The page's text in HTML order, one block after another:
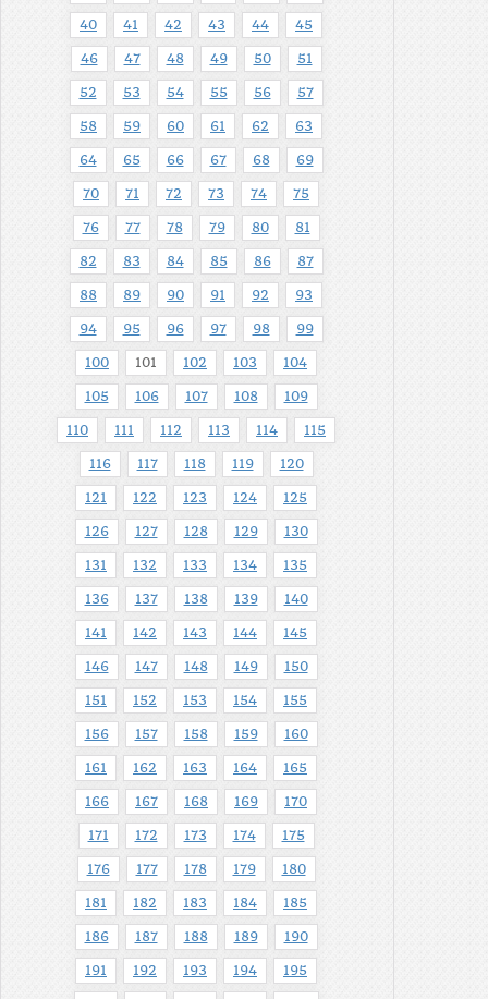
40 41 42 43 44 45
46 47 48 49 50 51
52 53 54 55 56 57
58 59 60 61 62 63
64 65 66 67 68 69
70 71 72 73 74 75
76 77 78 79 80 81
82 83 84 85 86 87
88 89 90 91 92 93
94 95 96 97 98 99
100 101 102 103 104
105 106 107 108 109
110 111 112 113 114 115
116 117 118 119 120
121 122 123 124 125
126 127 128 129 130
131 132 133 134 135
136 137 138 139 140
141 142 143 144 145
146 147 148 149 150
151 152 153 154 155
156 157 158 159 160
161 162 163 164 165
166 167 168 169 170
171 172 173 174 175
176 177 178 179 180
181 182 183 184 185
186 187 188 189 190
191 192 193 194 195